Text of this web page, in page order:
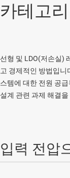
카테고
선형 및 LDO(저손실)
고 경제적인 방법입니
스템에 대한 전원 공
설계 관련 과제 해결
입력 전압